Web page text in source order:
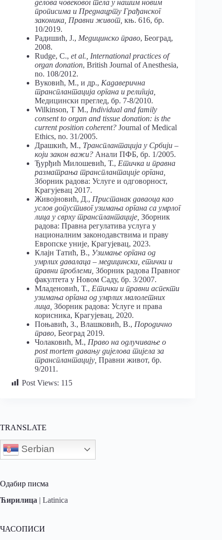
делова човековог тела у нашим новим
прописима и Преднацрту Грађанског
законика, Правни живот, књ. 616, бр.
10/2019.
Радишић, Ј., Медицинско право, Београд,
2008.
Rudge, C., et al., International practices of
organ donation, British Journal of Anesthesia,
no. 108/2012.
Вуковић, М., и др., Кадаверична
трансплантација органа и религија,
Медицински преглед, бр. 7-8/2010.
Wilkinson, T M., Individual and family
consent to organ and tissue donation: is the
current position coherent? Journal of Medical
Ethics, no. 31/2005.
Драшкић, М., Трансплантација у Србији –
који закон важи? Анали ПФБ, бр. 1/2005.
Ђурђић Милошевић, Т., Етичка и правна
разматрања трансплантације органа,
Зборник радова: Услуге и одговорност,
Крагујевац 2017.
Живојновић, Д., Пристанак даваоца као
услов допустивог узимања органа са умрлог
лица у сврху трансплантације, Зборник
радова: Правна регулатива услуга у
националним законодавствима и праву
Европске уније, Крагујевац, 2023.
Клајн Татић, В., Узимање органа од
умрлих давалаца – медицински, етички и
правни проблеми, Зборник радова Правног
факултета у Новом Саду, бр. 3/2007.
Младеновић, T., Етички и правни аспекти
узимања органа од умрлих малолетних
лица, Зборник радова: Услуге и права
корисника, Крагујевац, 2020.
Поњавић, З., Влашковић, В., Породично
право, Београд 2019.
Чолаковић, М., Право на одлучивање о
post mortem давању дијелова тијела за
трансплантацију Правни живот, бр.
9/2011.
Post Views: 115
TRANSLATE
Serbian
Одабир писма
Ћирилица | Latinica
ЧАСОПИСИ